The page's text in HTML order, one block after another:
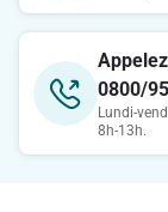
0800/
Lundi-
8h-13h.